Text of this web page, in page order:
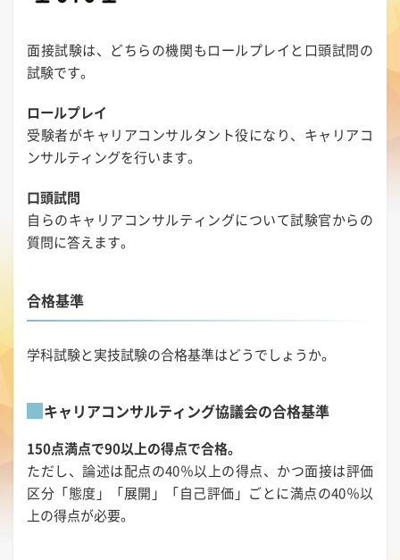
面接試験は、どちらの機関もロールプレイと口頭試問の
試験です。
ロールプレイ
受験者がキャリアコンサルタント役になり、キャリアコ
ンサルティングを行います。
口頭試問
自らのキャリアコンサルティングについて試験官からの
質問に答えます。
合格基準
学科試験と実技試験の合格基準はどうでしょうか。
キャリアコンサルティング協議会の合格基準
150点満点で90以上の得点で合格。
ただし、論述は配点の40％以上の得点、かつ面接は評価
区分「態度」「展開」「自己評価」ごとに満点の40％以
上の得点が必要。